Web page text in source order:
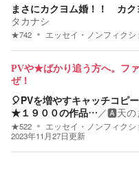
まさにカクヨム婚！！ カク
タカナシ
★742 エッセイ・ノンフィクシ
PVや★ばかり追う方へ。フ
ぜ！
🎈PVを増やすキャッチコピ
★１９００の作品… ／🅰️天の
★522 エッセイ・ノンフィクシ
2023年11月27日更新